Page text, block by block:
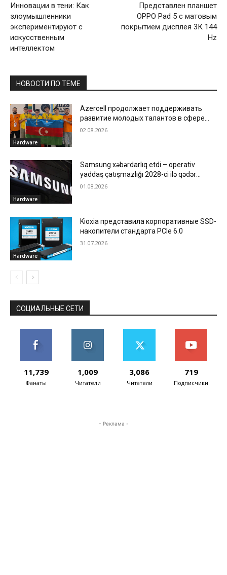
Инновации в тени: Как
злоумышленники
экспериментируют с
искусственным
интеллектом
Представлен планшет
OPPO Pad 5 с матовым
покрытием дисплея 3К 144
Hz
НОВОСТИ ПО ТЕМЕ
Hardware
Azercell продолжает поддерживать
развитие молодых талантов в сфере
информатики
02.08.2026
Hardware
Samsung xəbərdarlıq etdi – operativ
yaddaş çatışmazlığı 2028-ci ilə qədər
davam edə bilər
01.08.2026
Hardware
Kioxia представила корпоративные SSD-
накопители стандарта PCIe 6.0
31.07.2026
СОЦИАЛЬНЫЕ СЕТИ
11,739
Фанаты
1,009
Читатели
3,086
Читатели
719
Подписчики
- Реклама -